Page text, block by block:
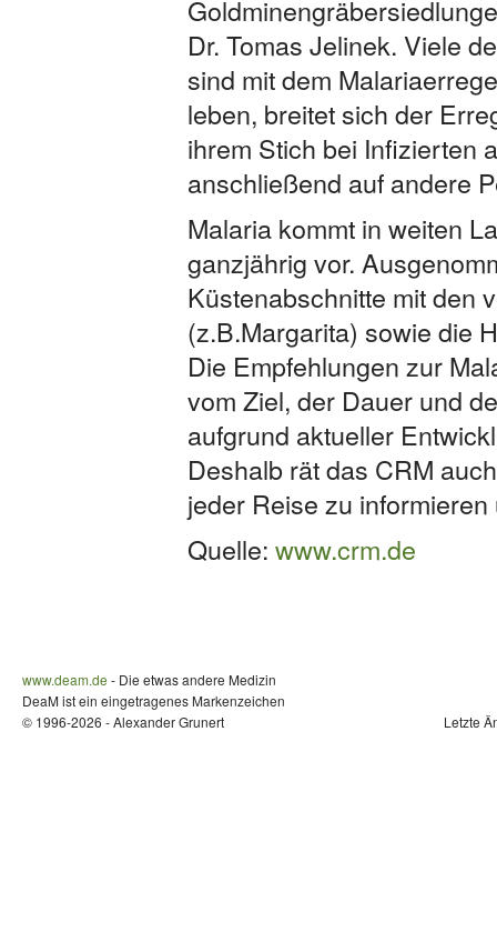
Dr. Tomas Jelinek. Viele
sind mit dem
leben, breitet sich der
ihrem Stich bei Infizierten
anschließend auf andere
Malaria kommt in weiten
ganzjährig vor.
Küstenabschnitte mit den
(z.B.Margarita) sowie die
Die Empfehlungen zur
vom Ziel, der Dauer und
aufgrund aktueller
Deshalb rät das CRM
jeder Reise zu
Quelle: www.crm.de
www.deam.de - Die etwas andere Medizin
DeaM ist ein eingetragenes Markenzeichen
© 1996-2026 - Alexander Grunert
Letzte